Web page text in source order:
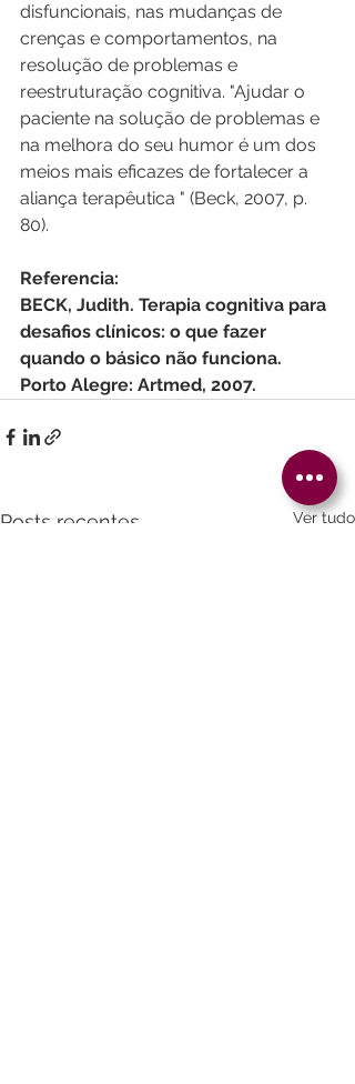
disfuncionais, nas mudanças de
crenças e comportamentos, na
resolução de problemas e
reestruturação cognitiva. "Ajudar o
paciente na solução de problemas e
na melhora do seu humor é um dos
meios mais eficazes de fortalecer a
aliança terapêutica " (Beck, 2007, p.
80).
Referencia:
BECK, Judith. Terapia cognitiva para
desafios clínicos: o que fazer
quando o básico não funciona.
Porto Alegre: Artmed, 2007.
Posts recentes Ver tudo